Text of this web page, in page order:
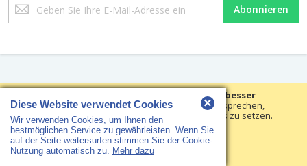
Wir verwenden Cookies, um Ihre Erfahrungen besser
machen. Um der neuen e-Privacy-Richtlinie zu entsprechen,
müssen wir um Ihre Zustimmung bitten, die Cookies zu setzen.
Erfahren Sie mehr.
Cookies setzen
Sie
unseren
an:
Abonnieren
Copyright © 2018 HS Arbeitsschutz · Alle Rechte vorbehalten
Diese Website verwendet Cookies
Wir verwenden Cookies, um Ihnen den
bestmöglichen Service zu gewährleisten. Wenn Sie
auf der Seite weitersurfen stimmen Sie der Cookie-
Nutzung automatisch zu. Mehr dazu
×